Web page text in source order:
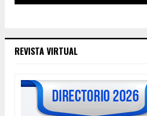
REVISTA VIRTUAL